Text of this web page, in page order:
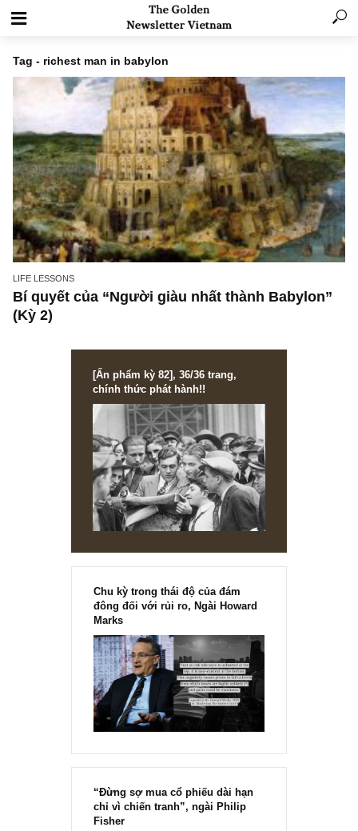
Tag - richest man in babylon
LIFE LESSONS
[Ấn phẩm kỳ 82], 36/36 trang,
chính thức phát hành!!
Chu kỳ trong thái độ của đám
đông đối với rủi ro, Ngài Howard
Marks